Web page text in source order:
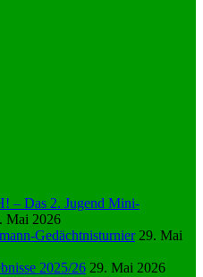
– Das 2. Jugend Mini-
Mai 2026
Gedächtnisturnier 29. Mai
2025/26 29. Mai 2026